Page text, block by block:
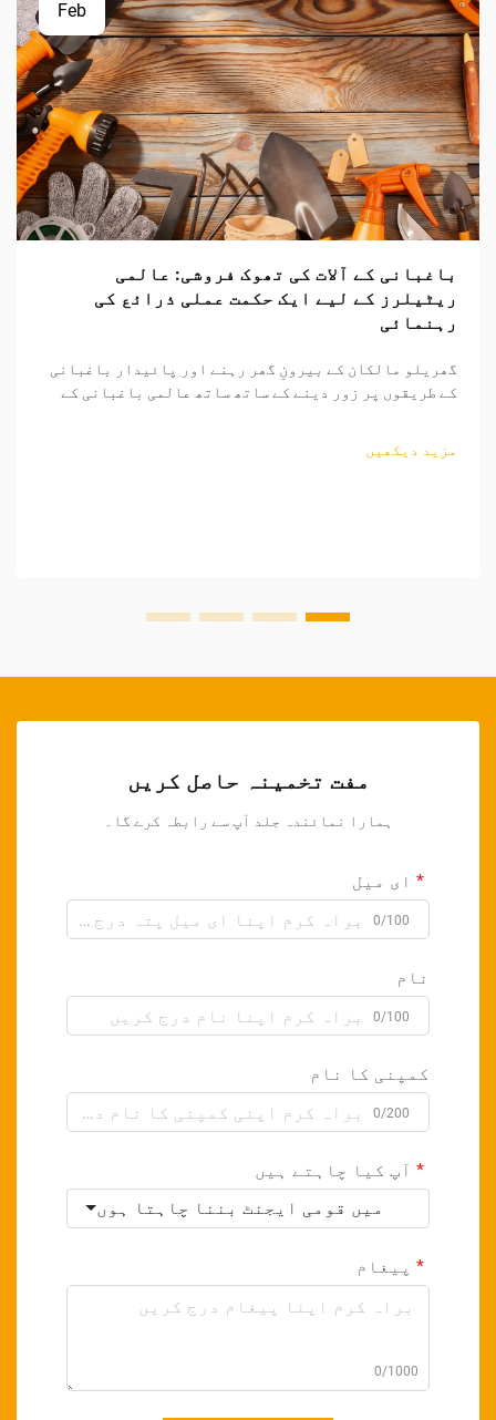
Feb
باغبانی کے آلات کی تھوک فروشی: عالمی
ریٹیلرز کے لیے ایک حکمت عملی ذرائع کی
رہنمائی
گھریلو مالکان کے بیرونِ گھر رہنے اور پائیدار باغبانی
کے طریقوں پر زور دینے کے ساتھ ساتھ عالمی باغبانی کے
کے اوزار کی ذرائع کاری کی پیچیدگیوں کو سمجھنا...
مزید دیکھیں
مفت تخمینہ حاصل کریں
ہمارا نمائندہ جلد آپ سے رابطہ کرے گا۔
ای میل
0/100
نام
0/100
کمپنی کا نام
0/200
آپ کیا چاہتے ہیں
میں قومی ایجنٹ بننا چاہتا ہوں
پیغام
0/1000